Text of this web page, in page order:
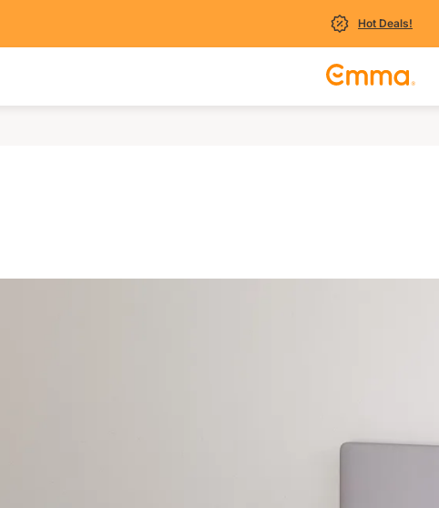
Hot Deals!
beoordelingen